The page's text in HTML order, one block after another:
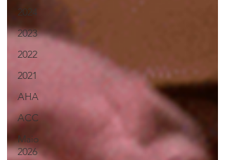
2024
2023
2022
2021
AHA
ACC
Maio
2026